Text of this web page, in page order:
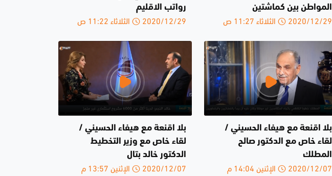
المواطن بين كماشتين
2020/12/29 الثلاثاء 11:27 ص
رواتب الاقليم
2020/12/29 الثلاثاء 11:22 ص
بلا اقنعة مع هيفاء الحسيني /
لقاء خاص مع الدكتور صالح
المطلك
2020/12/07 الإثنين 14:04 م
بلا اقنعة مع هيفاء الحسيني /
لقاء خاص مع وزير التخطيط
الدكتور خالد بتال
2020/12/07 الإثنين 13:57 م